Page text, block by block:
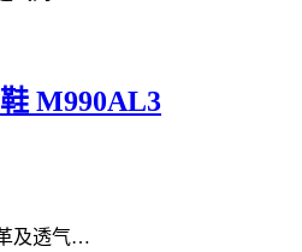
M990AL3
及透气…